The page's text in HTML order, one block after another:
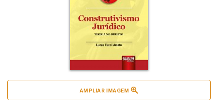
AMPLIAR IMAGEM